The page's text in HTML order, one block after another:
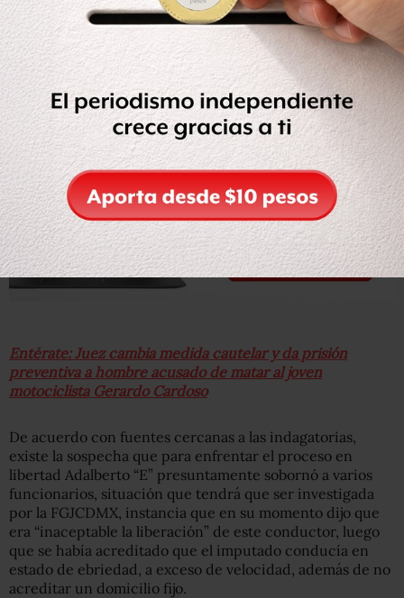
permanecerá durante los dos meses que se fijaron de
plazo para la investigación complementaria”.
Entérate: Juez cambia medida cautelar y da prisión
preventiva a hombre acusado de matar al joven
motociclista Gerardo Cardoso
De acuerdo con fuentes cercanas a las indagatorias,
existe la sospecha que para enfrentar el proceso en
libertad Adalberto “E” presuntamente sobornó a varios
funcionarios, situación que tendrá que ser investigada
por la FGJCDMX, instancia que en su momento dijo que
era “inaceptable la liberación” de este conductor, luego
que se había acreditado que el imputado conducía en
estado de ebriedad, a exceso de velocidad, además de no
acreditar un domicilio fijo.